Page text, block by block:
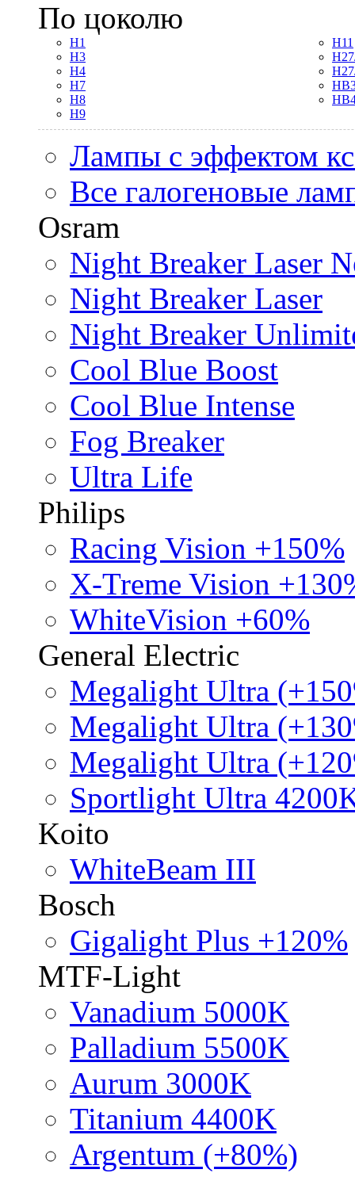
По цоколю
H1
H3
H4
H7
H8
H9
H11
Лампы с эффектом
Все галогеновые
Osram
Night Breaker Laser
Night Breaker Laser
Night Breaker
Cool Blue Boost
Cool Blue Intense
Fog Breaker
Ultra Life
Philips
Racing Vision +150%
X-Treme Vision
WhiteVision +60%
General Electric
Megalight Ultra
Megalight Ultra
Megalight Ultra
Sportlight Ultra
Koito
WhiteBeam III
Bosch
Gigalight Plus +120%
MTF-Light
Vanadium 5000K
Palladium 5500K
Aurum 3000K
Titanium 4400K
Argentum (+80%)